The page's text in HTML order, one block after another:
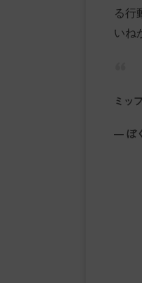
る行
いね
ミッ
— ぼ